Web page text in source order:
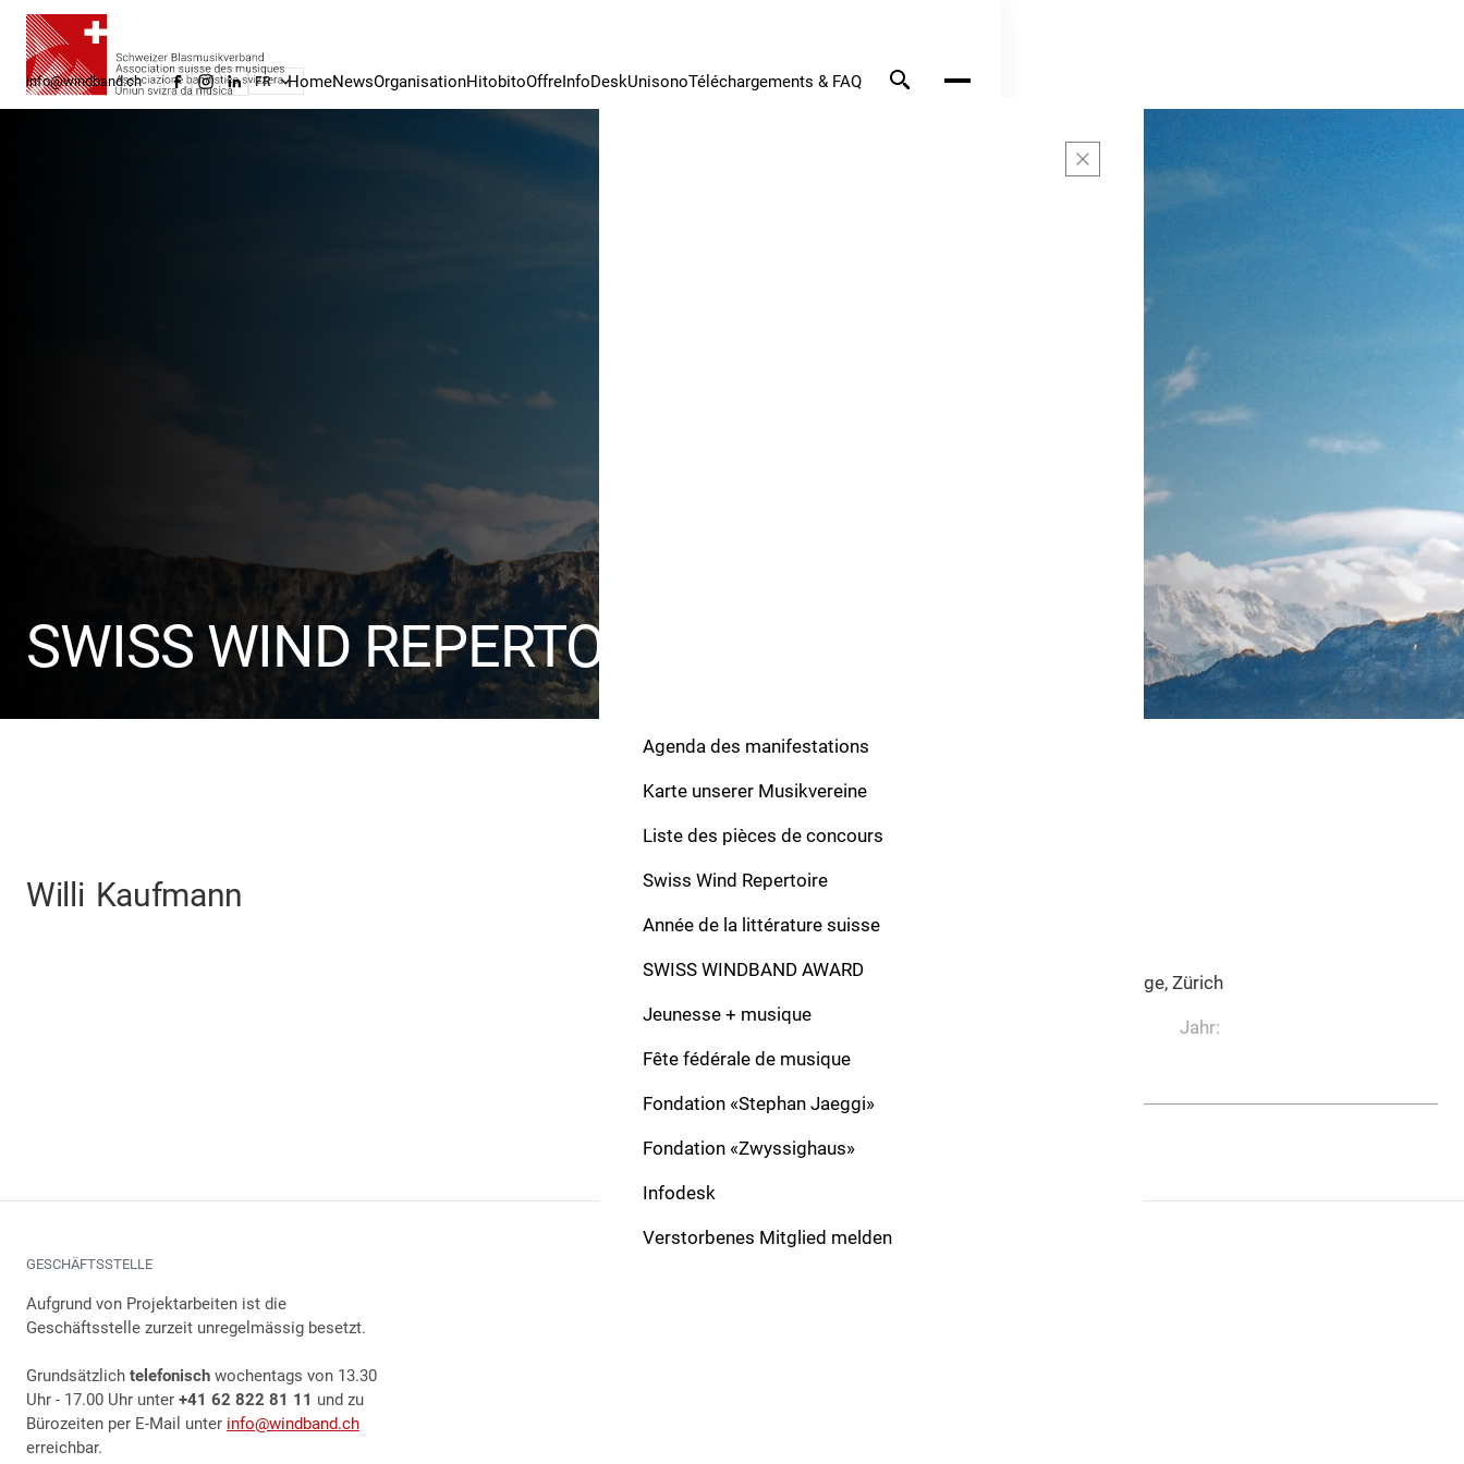
HomeNewsOrganisationHitobitoOffreInfoDeskUnisonoTéléchargements & FAQ
info@windband.ch FR
Agenda des manifestations
Karte unserer Musikvereine
Liste des pièces de concours
Swiss Wind Repertoire
Année de la littérature suisse
SWISS WINDBAND AWARD
Jeunesse + musique
Fête fédérale de musique
Fondation «Stephan Jaeggi»
Fondation «Zwyssighaus»
Infodesk
Verstorbenes Mitglied melden
SWISS WIND REPERTOIRE
Willi Kaufmann Werke
Festgesang
Komponist: Kaufmann, Willi
Besetzung: CB, Choir
Formation: Original piece
Hug & Co. Musikverlage, Zürich
Jahr:
GESCHÄFTSSTELLE
Aufgrund von Projektarbeiten ist die
Geschäftsstelle zurzeit unregelmässig besetzt.
Grundsätzlich telefonisch wochentags von 13.30
Uhr - 17.00 Uhr unter +41 62 822 81 11 und zu
Bürozeiten per E-Mail unter info@windband.ch
erreichbar.